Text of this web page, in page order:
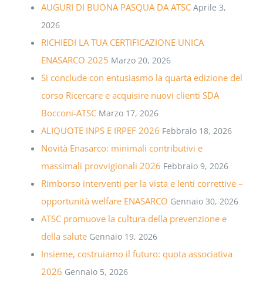
AUGURI DI BUONA PASQUA DA ATSC Aprile 3,
2026
RICHIEDI LA TUA CERTIFICAZIONE UNICA
ENASARCO 2025 Marzo 20, 2026
Si conclude con entusiasmo la quarta edizione del
corso Ricercare e acquisire nuovi clienti SDA
Bocconi-ATSC Marzo 17, 2026
ALIQUOTE INPS E IRPEF 2026 Febbraio 18, 2026
Novità Enasarco: minimali contributivi e
massimali provvigionali 2026 Febbraio 9, 2026
Rimborso interventi per la vista e lenti correttive –
opportunità welfare ENASARCO Gennaio 30, 2026
ATSC promuove la cultura della prevenzione e
della salute Gennaio 19, 2026
Insieme, costruiamo il futuro: quota associativa
2026 Gennaio 5, 2026